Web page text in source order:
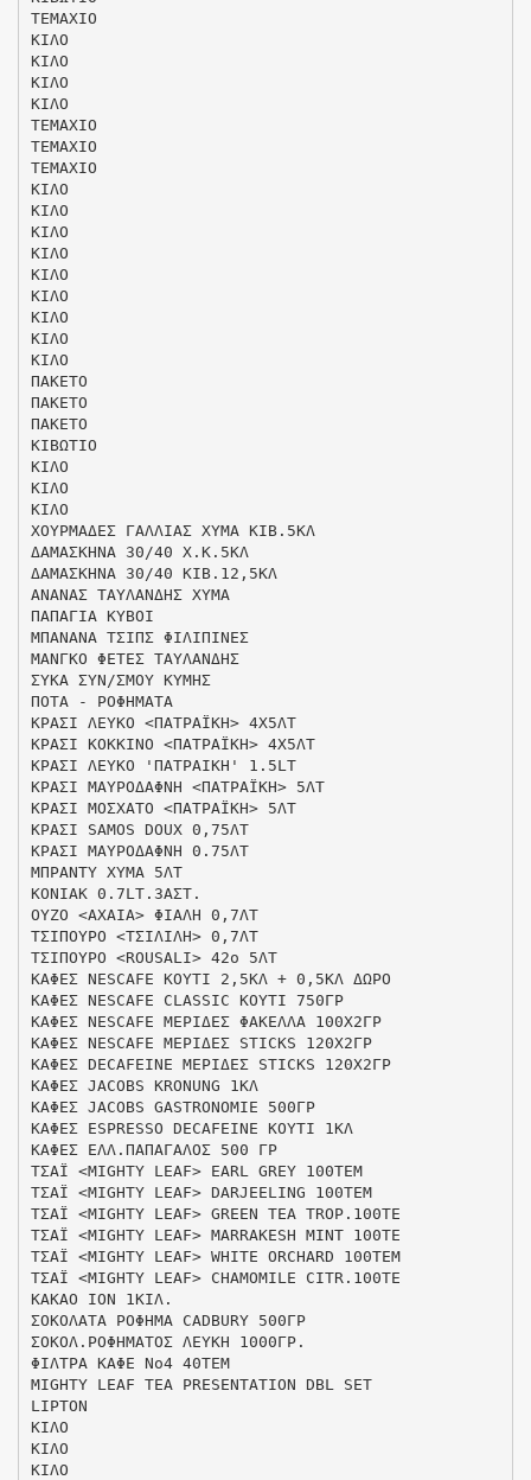
ΤΕΜΑΧΙΟ
ΚΙΛΟ
ΚΙΛΟ
ΚΙΛΟ
ΚΙΛΟ
ΤΕΜΑΧΙΟ
ΤΕΜΑΧΙΟ
ΤΕΜΑΧΙΟ
ΚΙΛΟ
ΚΙΛΟ
ΚΙΛΟ
ΚΙΛΟ
ΚΙΛΟ
ΚΙΛΟ
ΚΙΛΟ
ΚΙΛΟ
ΚΙΛΟ
ΠΑΚΕΤΟ
ΠΑΚΕΤΟ
ΠΑΚΕΤΟ
ΚΙΒΩΤΙΟ
ΚΙΛΟ
ΚΙΛΟ
ΚΙΛΟ
ΧΟΥΡΜΑΔΕΣ ΓΑΛΛΙΑΣ ΧΥΜΑ ΚΙΒ.5ΚΛ
ΔΑΜΑΣΚΗΝΑ 30/40 Χ.Κ.5ΚΛ
ΔΑΜΑΣΚΗΝΑ 30/40 ΚΙΒ.12,5ΚΛ
ΑΝΑΝΑΣ ΤΑΥΛΑΝΔΗΣ ΧΥΜΑ
ΠΑΠΑΓΙΑ ΚΥΒΟΙ
ΜΠΑΝΑΝΑ ΤΣΙΠΣ ΦΙΛΙΠΙΝΕΣ
ΜΑΝΓΚΟ ΦΕΤΕΣ ΤΑΥΛΑΝΔΗΣ
ΣΥΚΑ ΣΥΝ/ΣΜΟΥ ΚΥΜΗΣ
ΠΟΤΑ - ΡΟΦΗΜΑΤΑ
ΚΡΑΣΙ ΛΕΥΚΟ <ΠΑΤΡΑΪΚΗ> 4Χ5ΛΤ
ΚΡΑΣΙ ΚΟΚΚΙΝΟ <ΠΑΤΡΑΪΚΗ> 4Χ5ΛΤ
ΚΡΑΣΙ ΛΕΥΚΟ 'ΠΑΤΡΑΙΚΗ' 1.5LT
ΚΡΑΣΙ ΜΑΥΡΟΔΑΦΝΗ <ΠΑΤΡΑΪΚΗ> 5ΛΤ
ΚΡΑΣΙ ΜΟΣΧΑΤΟ <ΠΑΤΡΑΪΚΗ> 5ΛΤ
ΚΡΑΣΙ SAMOS DOUX 0,75ΛΤ
ΚΡΑΣΙ ΜΑΥΡΟΔΑΦΝΗ 0.75ΛΤ
ΜΠΡΑΝΤΥ ΧΥΜΑ 5ΛΤ
ΚΟΝΙΑΚ 0.7LT.3ΑΣΤ.
ΟΥΖΟ <ΑΧΑΙΑ> ΦΙΑΛΗ 0,7ΛΤ
ΤΣΙΠΟΥΡΟ <ΤΣΙΛΙΛΗ> 0,7ΛΤ
ΤΣΙΠΟΥΡΟ <ROUSALI> 42ο 5ΛΤ
ΚΑΦΕΣ NESCAFE ΚΟΥΤΙ 2,5ΚΛ + 0,5ΚΛ ΔΩΡΟ
ΚΑΦΕΣ NESCAFE CLASSIC ΚΟΥΤΙ 750ΓΡ
ΚΑΦΕΣ NESCAFE ΜΕΡΙΔΕΣ ΦΑΚΕΛΛΑ 100Χ2ΓΡ
ΚΑΦΕΣ NESCAFE ΜΕΡΙΔΕΣ STICKS 120Χ2ΓΡ
ΚΑΦΕΣ DECAFEINE ΜΕΡΙΔΕΣ STICKS 120Χ2ΓΡ
ΚΑΦΕΣ JACOBS KRONUNG 1ΚΛ
ΚΑΦΕΣ JACOBS GASTRONOMIE 500ΓΡ
ΚΑΦΕΣ ESPRESSO DECAFEINE ΚΟΥΤΙ 1ΚΛ
ΚΑΦΕΣ ΕΛΛ.ΠΑΠΑΓΑΛΟΣ 500 ΓΡ
ΤΣΑΪ <MIGHTY LEAF> EARL GREY 100ΤΕΜ
ΤΣΑΪ <MIGHTY LEAF> DARJEELING 100ΤΕΜ
ΤΣΑΪ <MIGHTY LEAF> GREEN ΤΕΑ TROP.100ΤΕ
ΤΣΑΪ <MIGHTY LEAF> MARRAKESH ΜΙΝΤ 100ΤΕ
ΤΣΑΪ <MIGHTY LEAF> WHITE ORCHARD 100ΤΕΜ
ΤΣΑΪ <MIGHTY LEAF> CHAMOMILE CITR.100ΤΕ
ΚΑΚΑΟ ΙΟΝ 1ΚΙΛ.
ΣΟΚΟΛΑΤΑ ΡΟΦΗΜΑ CADBURY 500ΓΡ
ΣΟΚΟΛ.ΡΟΦΗΜΑΤΟΣ ΛΕΥΚΗ 1000ΓΡ.
ΦΙΛΤΡΑ ΚΑΦΕ Νο4 40ΤΕΜ
MIGHTY LEAF ΤΕΑ PRESENTATION DBL SET
LIPTON
ΚΙΛΟ
ΚΙΛΟ
ΚΙΛΟ